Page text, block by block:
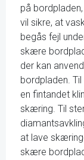
på
vil sikre, at
begås fejl
skære
der kan
bordpladen.
en fintandet
skæring. Til
at lave
skære